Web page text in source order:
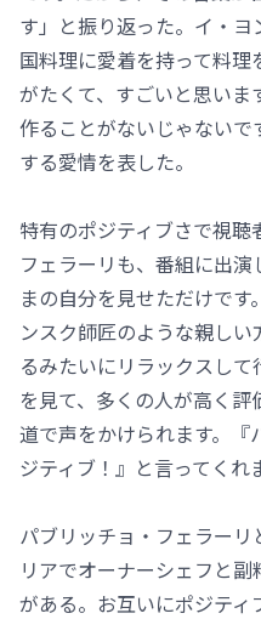
す」と振り返った。イ・
国料理に愛着を持って料
がたくて、すごいと思いま
作ることがないじゃない
する愛情を表した。
特有のポジティブさで視聴
フェラーリも、番組に出
まの自分を見せただけで
ンスク師匠のような親し
るみたいにリラックスし
を見て、多くの人が高く評
道で声をかけられます。『
ジティブ！』と言ってくれ
パブリッチョ・フェラー
リアでオーナーシェフと
がある。お互いにポジテ